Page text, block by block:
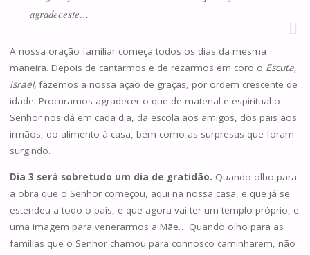
agradeceste…
A nossa oração familiar começa todos os dias da mesma
maneira. Depois de cantarmos e de rezarmos em coro o Escuta,
Israel,fazemos a nossa ação de graças, por ordem crescente de
idade. Procuramos agradecer o que de material e espiritual o
Senhor nos dá em cada dia, da escola aos amigos, dos pais aos
irmãos, do alimento à casa, bem como as surpresas que foram
surgindo.
Dia 3 será sobretudo um dia de gratidão. Quando olho para
a obra que o Senhor começou, aqui na nossa casa, e que já se
estendeu a todo o país, e que agora vai ter um templo próprio, e
uma imagem para venerarmos a Mãe… Quando olho para as
famílias que o Senhor chamou para connosco caminharem, não